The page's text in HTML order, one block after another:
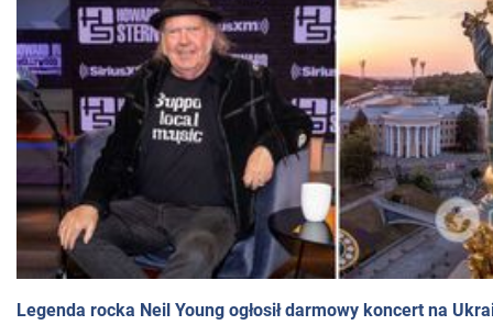
Legenda rocka Neil Young ogłosił darmowy koncert na